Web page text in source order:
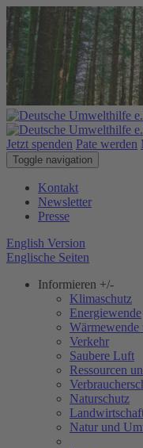
Jetzt spenden Pate werden
Toggle navigation
Kontakt
Newsletter
Presse
English Version
Englische Seiten
Informieren +/-
Klimaschutz
Energiewende
Wärmewende
Verkehr
Saubere Luft
Ressourcen
Naturschutz
Natur und